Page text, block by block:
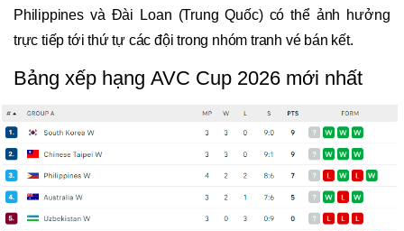
Philippines và Đài Loan (Trung Quốc) có thể ảnh hưởng
trực tiếp tới thứ tự các đội trong nhóm tranh vé bán kết.
Bảng xếp hạng AVC Cup 2026 mới nhất